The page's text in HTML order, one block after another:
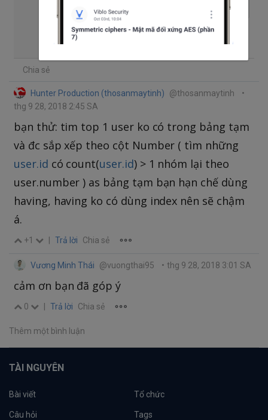
Mong là có thể giúp được bạn!
Chia sẻ
Hunter Production (thosanmaytinh) @thosanmaytinh
•
thg 9 28, 2018 2:45 SA
bạn thử: tim top 1 user ko có trong bảng tạm
và đc sắp xếp theo cột Number ( tìm những
user.id có count(user.id) > 1 nhóm lại theo
user.number ) as bảng tạm bạn hạn chế dùng
having, having ko có dùng index nên sẽ chậm
á.
+1 Trả lời Chia sẻ
Vương Minh Thái @vuongthai95 • thg 9 28, 2018 3:01 SA
cảm ơn bạn đã góp ý
0 Trả lời Chia sẻ
Thêm một bình luận
TÀI NGUYÊN
Bài viết Tổ chức
Câu hỏi Tags